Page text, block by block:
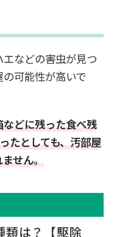
などの害虫が見つ
可能性が高いで
どに残った食べ残
たとしても、汚部屋
せん。
類は？【駆除